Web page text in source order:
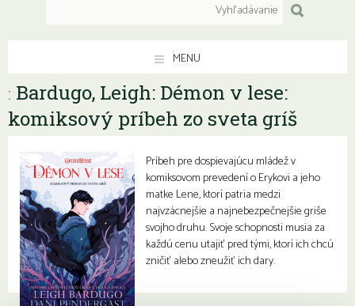
MENU
: Bardugo, Leigh: Démon v lese:
komiksový príbeh zo sveta gríš
Príbeh pre dospievajúcu mládež v
komiksovom prevedení o Erykovi a jeho
matke Lene, ktorí patria medzi
najvzácnejšie a najnebezpečnejšie griše
svojho druhu. Svoje schopnosti musia za
každú cenu utajiť pred tými, ktorí ich chcú
zničiť alebo zneužiť ich dary.